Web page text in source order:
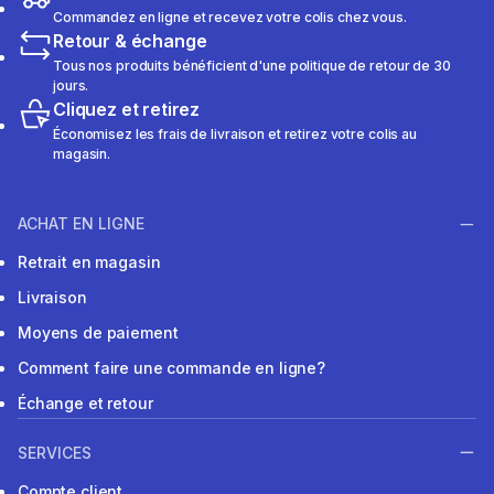
Commandez en ligne et recevez votre colis chez vous.
Retour & échange
Tous nos produits bénéficient d'une politique de retour de 30
jours.
Cliquez et retirez
Économisez les frais de livraison et retirez votre colis au
magasin.
ACHAT EN LIGNE
Retrait en magasin
Livraison
Moyens de paiement
Comment faire une commande en ligne?
Échange et retour
SERVICES